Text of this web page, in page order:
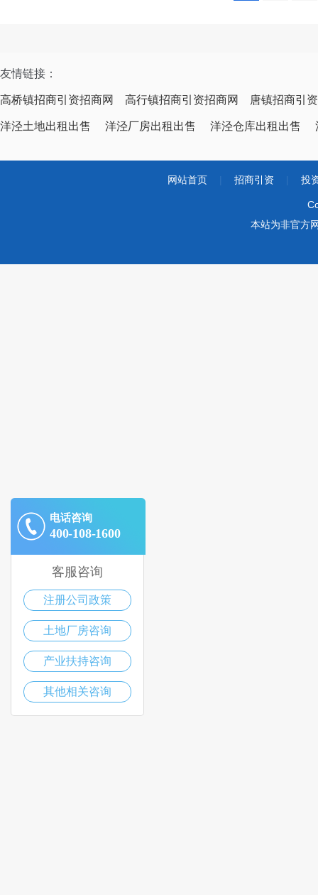
友情链接：
高桥镇招商引资招商网 高行镇招商引资招商网 唐镇招商引
洋泾土地出租出售 洋泾厂房出租出售 洋泾仓库出租出售
网站首页 招商引资 投
本站为非官方
电话咨询
400-108-1600
客服咨询
注册公司政策
土地厂房咨询
产业扶持咨询
其他相关咨询